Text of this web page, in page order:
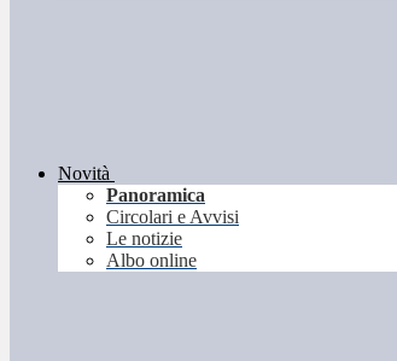
Novità
Panoramica
Circolari e Avvisi
Le notizie
Albo online